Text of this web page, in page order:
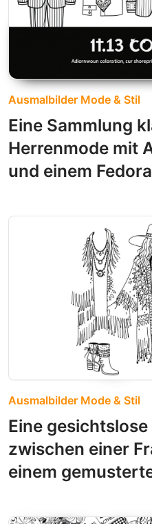
Ausmalbilder Mode & Stil
Eine Sammlung
Herrenmode mit
und einem
Ausmalbilder Mode & Stil
Eine
zwischen einer
einem